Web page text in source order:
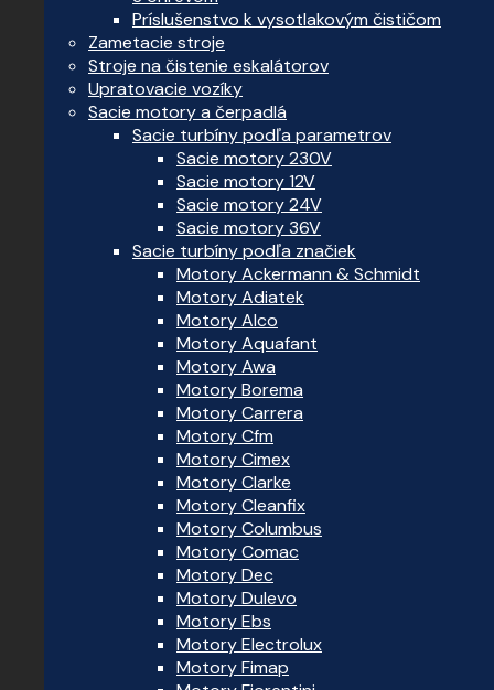
Príslušenstvo k vysotlakovým čističom
Zametacie stroje
Stroje na čistenie eskalátorov
Upratovacie vozíky
Sacie motory a čerpadlá
Sacie turbíny podľa parametrov
Sacie motory 230V
Sacie motory 12V
Sacie motory 24V
Sacie motory 36V
Sacie turbíny podľa značiek
Motory Ackermann & Schmidt
Motory Adiatek
Motory Alco
Motory Aquafant
Motory Awa
Motory Borema
Motory Carrera
Motory Cfm
Motory Cimex
Motory Clarke
Motory Cleanfix
Motory Columbus
Motory Comac
Motory Dec
Motory Dulevo
Motory Ebs
Motory Electrolux
Motory Fimap